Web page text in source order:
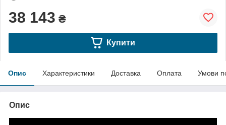
38 143 ₴
Купити
Опис Характеристики Доставка Оплата Умови
Опис